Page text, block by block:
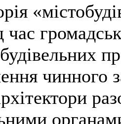
чинного